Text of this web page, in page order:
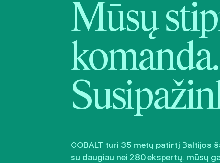
Mūsų
komanda.
COBALT turi 35 metų patirtį Baltijos
su daugiau nei 280 ekspertų, mūsų